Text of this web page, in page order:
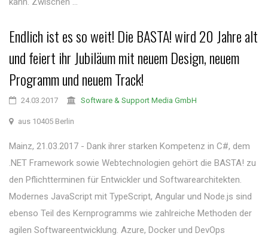
Endlich ist es so weit! Die BASTA! wird 20 Jahre alt
und feiert ihr Jubiläum mit neuem Design, neuem
Programm und neuem Track!
24.03.2017 Software & Support Media GmbH
aus 10405 Berlin
Mainz, 21.03.2017 - Dank ihrer starken Kompetenz in C#, dem
.NET Framework sowie Webtechnologien gehört die BASTA! zu
den Pflichtterminen für Entwickler und Softwarearchitekten.
Modernes JavaScript mit TypeScript, Angular und Node.js sind
ebenso Teil des Kernprogramms wie zahlreiche Methoden der
agilen Softwareentwicklung. Azure, Docker und DevOps